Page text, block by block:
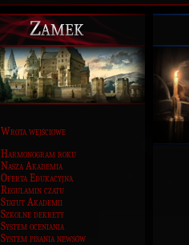
Zamek
Wrota wejściowe
Harmonogram roku
Nasza Akademia
Oferta Edukacyjna
Regulamin czatu
Statut Akademii
Szkolne dekrety
System oceniania
System pisania newsów